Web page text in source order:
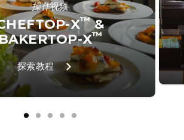
操作视频
X™&
X™
探索教程